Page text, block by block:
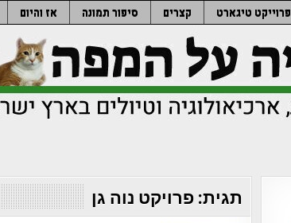
פרוייקט טיגארט קצרים סיפור תמונה אז והיום
תגית:פרויקט נוה גן